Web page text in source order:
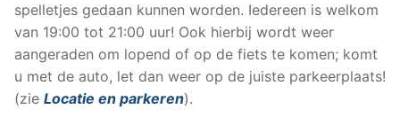
spelletjes gedaan kunnen worden. Iedereen is welkom
van 19:00 tot 21:00 uur! Ook hierbij wordt weer
aangeraden om lopend of op de fiets te komen; komt
u met de auto, let dan weer op de juiste parkeerplaats!
(zie Locatie en parkeren).